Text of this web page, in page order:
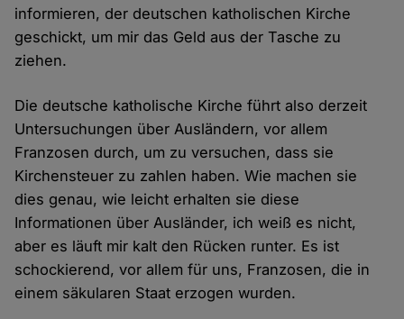
informieren, der deutschen katholischen Kirche
geschickt, um mir das Geld aus der Tasche zu
ziehen.
Die deutsche katholische Kirche führt also derzeit
Untersuchungen über Ausländern, vor allem
Franzosen durch, um zu versuchen, dass sie
Kirchensteuer zu zahlen haben. Wie machen sie
dies genau, wie leicht erhalten sie diese
Informationen über Ausländer, ich weiß es nicht,
aber es läuft mir kalt den Rücken runter. Es ist
schockierend, vor allem für uns, Franzosen, die in
einem säkularen Staat erzogen wurden.